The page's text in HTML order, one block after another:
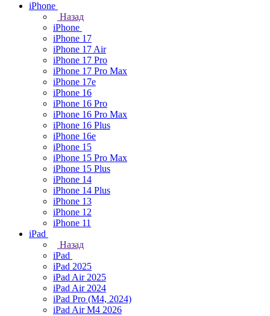
iPhone
Назад
iPhone
iPhone 17
iPhone 17 Air
iPhone 17 Pro
iPhone 17 Pro Max
iPhone 17e
iPhone 16
iPhone 16 Pro
iPhone 16 Pro Max
iPhone 16 Plus
iPhone 16e
iPhone 15
iPhone 15 Pro Max
iPhone 15 Plus
iPhone 14
iPhone 14 Plus
iPhone 13
iPhone 12
iPhone 11
iPad
Назад
iPad
iPad 2025
iPad Air 2025
iPad Air 2024
iPad Pro (M4, 2024)
iPad Air M4 2026